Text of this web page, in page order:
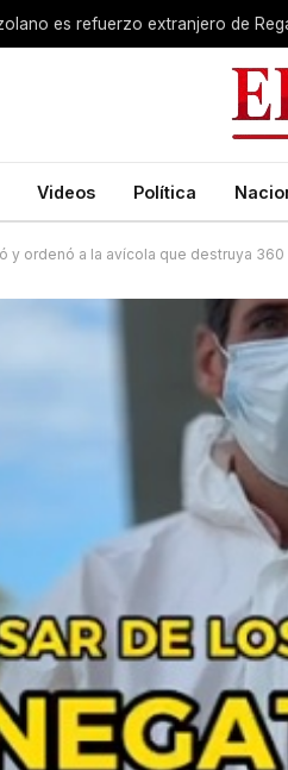
es refuerzo extranjero de
Videos Política
y ordenó a la avícola que destruya